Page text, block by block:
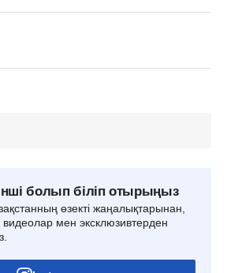
болып біліп отырыңыз
өзекті жаңалықтарынан,
видеолар мен эксклюзивтерден